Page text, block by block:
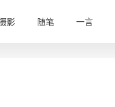
影 随笔 一言